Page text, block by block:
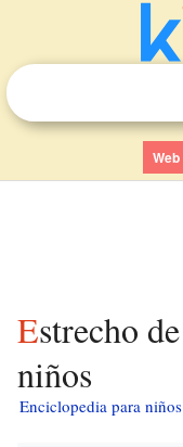
Web
Estrecho de Rigoleto para
niños
Enciclopedia para niños